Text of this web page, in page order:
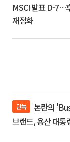
MSCI 발표 D-7…
재점화
단독
브랜드, 용산 대통